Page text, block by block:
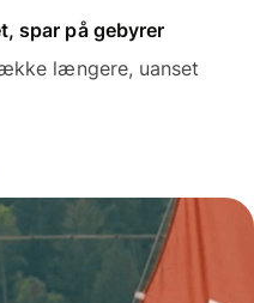
spar på gebyrer
længere, uanset